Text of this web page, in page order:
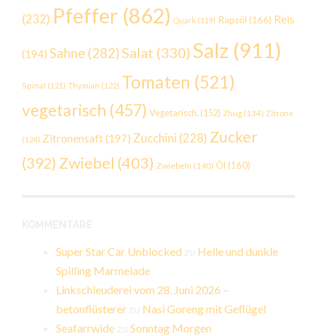
(232) Pfeffer (862) Quark (119) Rapsöl (166) Reis
(194) Sahne (282)Salat (330) Salz (911)
Spinat (121) Thymian (122) Tomaten (521)
vegetarisch (457) Vegetarisch. (152) Zhug (134) Zitrone
(124) Zitronensaft(197) Zucchini (228) Zucker
(392) Zwiebel (403) Zwiebeln (140) Öl (160)
Super Star Car Unblocked
Helle und dunkle
Spilling Marmelade
Linkschleuderei vom 28. Juni 2026 –
betonflüsterer
Nasi Goreng mit Geflügel
Seafarrwide zuSonntag Morgen